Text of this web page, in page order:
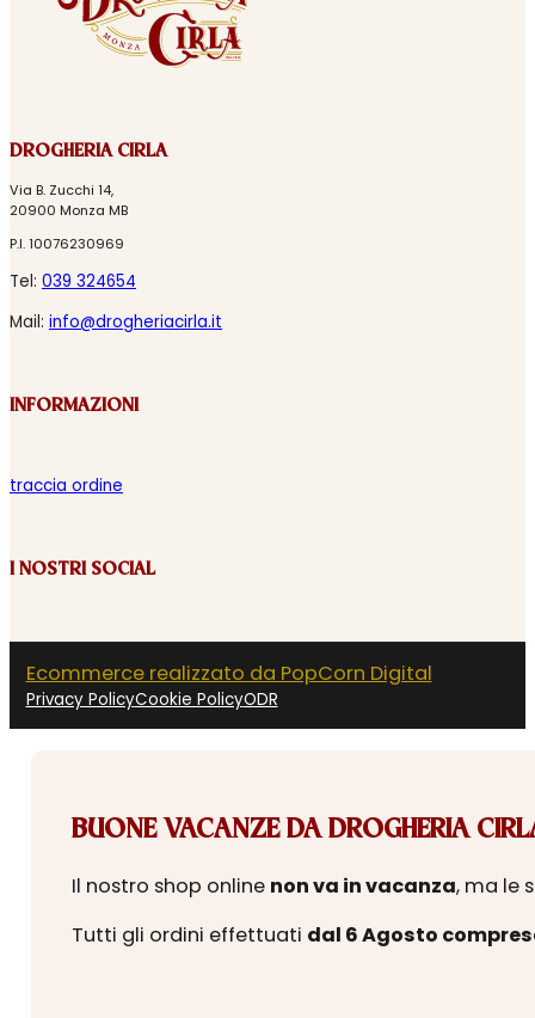
DROGHERIA CIRLA
Via B. Zucchi 14,
20900 Monza MB
P.I. 10076230969
Tel: 039 324654
Mail: info@drogheriacirla.it
INFORMAZIONI
traccia ordine
I NOSTRI SOCIAL
Ecommerce realizzato da PopCorn Digital
Privacy PolicyCookie PolicyODR
BUONE VACANZE DA DROGHERIA
Il nostro shop online non va in vacanza, ma le
Tutti gli ordini effettuati dal 6 Agosto